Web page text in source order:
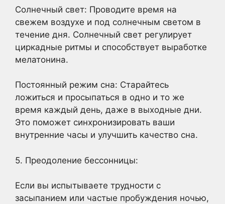
Солнечный свет: Проводите время на
свежем воздухе и под солнечным светом в
течение дня. Солнечный свет регулирует
циркадные ритмы и способствует выработке
мелатонина.
Постоянный режим сна: Старайтесь
ложиться и просыпаться в одно и то же
время каждый день, даже в выходные дни.
Это поможет синхронизировать ваши
внутренние часы и улучшить качество сна.
5. Преодоление бессонницы:
Если вы испытываете трудности с
засыпанием или частые пробуждения ночью,